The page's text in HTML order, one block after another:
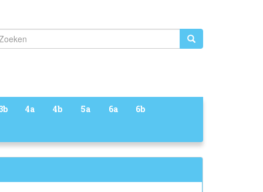
Zoeken
4a 4b 5a 6a
6b